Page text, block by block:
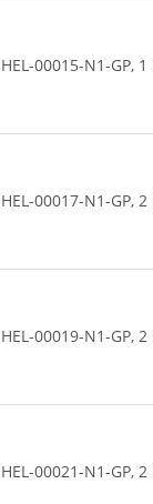
HEL-00015-N1-GP, 1
HEL-00017-N1-GP, 2
HEL-00019-N1-GP, 2
HEL-00021-N1-GP,